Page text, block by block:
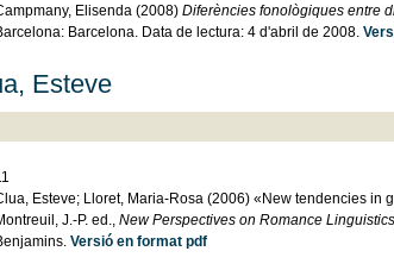
Elisenda (2008) Diferències fonològiques entre
Barcelona. Data de lectura: 4 d'abril de 2008.
Esteve
Esteve; Lloret, Maria-Rosa (2006) «New tendencies in
J.-P. ed., New Perspectives on Romance Linguistics
Versió en format pdf